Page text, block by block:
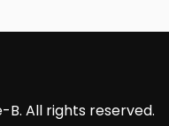
B. All rights reserved.